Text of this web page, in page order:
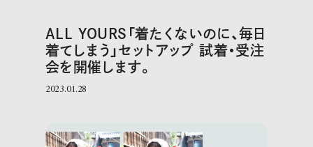
ALL YOURS「着たくないのに、毎日
着てしまう」セットアップ 試着・受注
会を開催します。
2023.01.28